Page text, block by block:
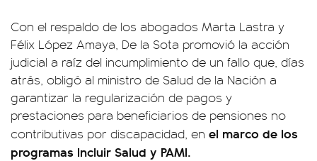
Con el respaldo de los abogados Marta Lastra y
Félix López Amaya, De la Sota promovió la acción
judicial a raíz del incumplimiento de un fallo que, días
atrás, obligó al ministro de Salud de la Nación a
garantizar la regularización de pagos y
prestaciones para beneficiarios de pensiones no
contributivas por discapacidad, en el marco de los
programas Incluir Salud y PAMI.